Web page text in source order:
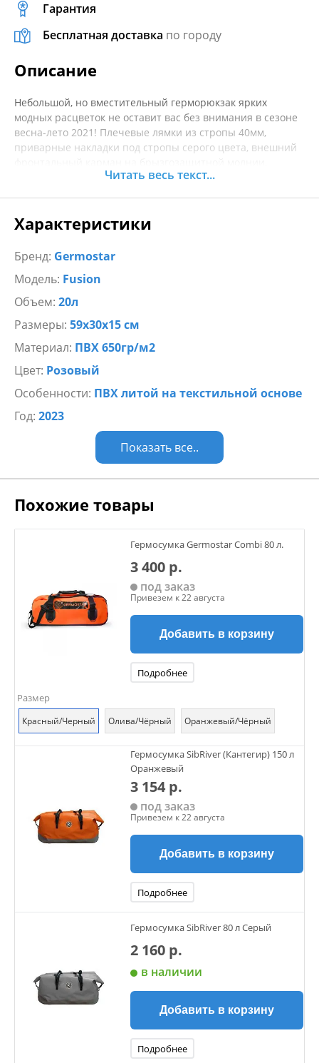
Гарантия
Бесплатная доставка по городу
Описание
Небольшой, но вместительный герморюкзак ярких
модных расцветок не оставит вас без внимания в сезоне
весна-лето 2021! Плечевые лямки из стропы 40мм,
приварные накладки под стропы серого цвета, внешний
Горловина рюкзака плотно скручивается 3-4 раза и
Вам не страшны никакие осадки, ни грязь, ни песок!
Ткань рюкзака износоустойчивая, легко моется.
Герморюкзак прекрасно зарекомендовал себя в городе и
на природе, в поездках и на пляже.
Читать весь текст...
Характеристики
Бренд: Germostar
Модель: Fusion
Объем: 20л
Размеры: 59х30х15 см
Материал: ПВХ 650гр/м2
Цвет: Розовый
Особенности: ПВХ литой на текстильной основе
Год: 2023
Показать все..
Похожие товары
Гермосумка Germostar Combi 80 л.
3 400 р.
под заказ
Привезем к 22 августа
Добавить в корзину
Подробнее
Размер
Красный/Черный Олива/Чёрный Оранжевый/Чёрный
Гермосумка SibRiver (Кантегир) 150 л
Оранжевый
3 154 р.
под заказ
Привезем к 22 августа
Добавить в корзину
Подробнее
Гермосумка SibRiver 80 л Серый
2 160 р.
в наличии
Добавить в корзину
Подробнее